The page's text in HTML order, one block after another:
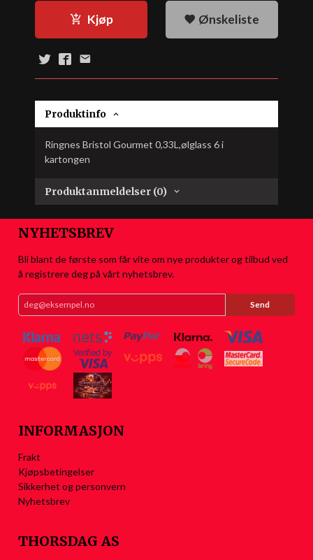
Kjøp Ønskeliste
Produktinfo
Ringnes Bristol Gourmet 0,33L,ølglass 6 i
kartongen
Produktanmeldelser (0)
NYHETSBREV
Bli blant de første som får vite om nye produkter og tilbud ved
å registrere deg på vårt nyhetsbrev.
INFORMASJON
Frakt
Kjøpsbetingelser
Sikkerhet og personvern
Nyhetsbrev
THORSDAG AS